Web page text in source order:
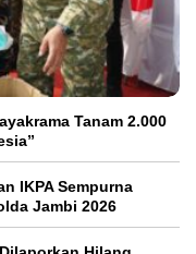
Tanam 2.000
IKPA Sempurna
Jambi 2026